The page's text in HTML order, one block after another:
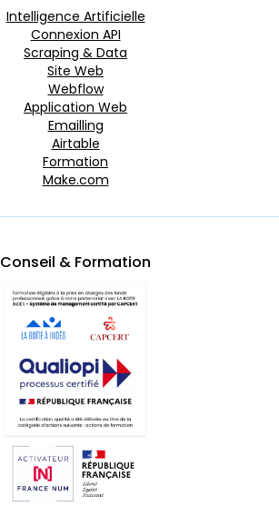
Intelligence Artificielle
Connexion API
Scraping & Data
Site Web
Webflow
Application Web
Emailling
Airtable
Formation
Make.com
Conseil & Formation